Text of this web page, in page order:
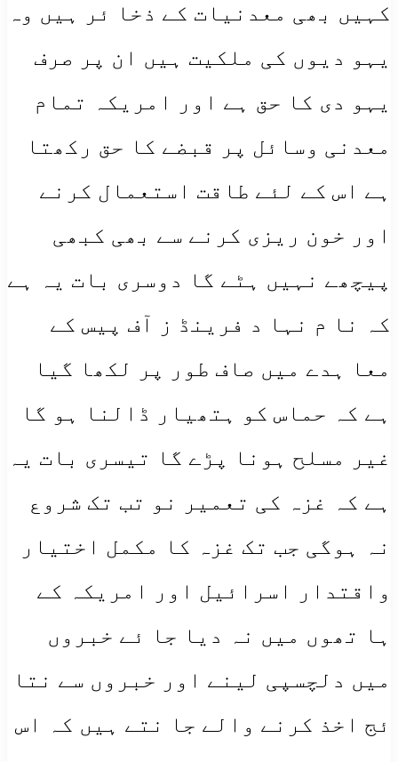
کہیں بھی معدنیات کے ذخا ئر ہیں وہ
یہو دیوں کی ملکیت ہیں ان پر صرف
یہو دی کا حق ہے اور امریکہ تمام
معدنی وسائل پر قبضے کا حق رکھتا
ہے اس کے لئے طاقت استعمال کرنے
اور خون ریزی کرنے سے بھی کبھی
پیچھے نہیں ہٹے گا دوسری بات یہ ہے
کہ نا م نہا د فرینڈ ز آف پیس کے
معا ہدے میں صاف طور پر لکھا گیا
ہے کہ حماس کو ہتھیار ڈالنا ہو گا
غیر مسلح ہونا پڑے گا تیسری بات یہ
ہے کہ غزہ کی تعمیر نو تب تک شروع
نہ ہوگی جب تک غزہ کا مکمل اختیار
واقتدار اسرائیل اور امریکہ کے
ہا تھوں میں نہ دیا جا ئے خبروں
میں دلچسپی لینے اور خبروں سے نتا
ئج اخذ کرنے والے جا نتے ہیں کہ اس